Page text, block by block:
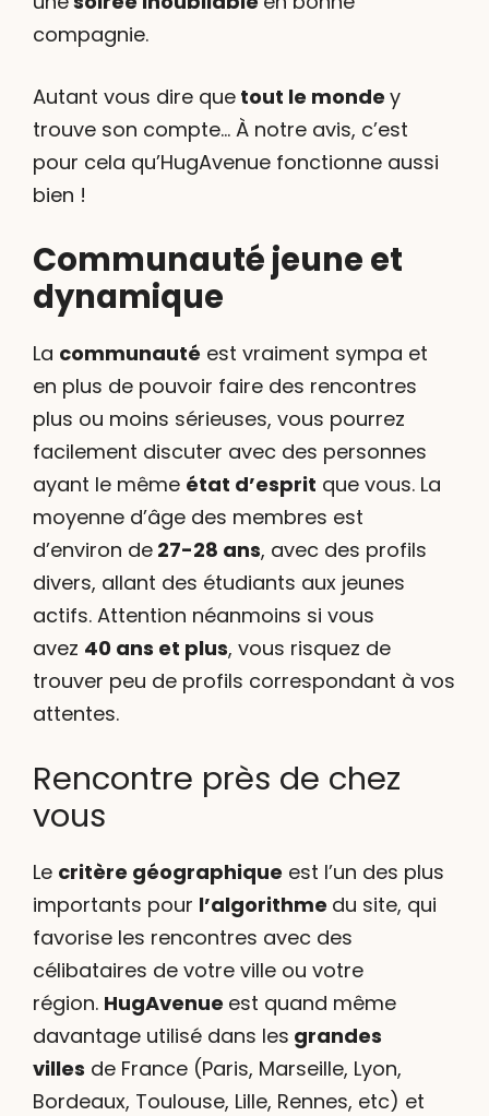
compagnie.
Autant vous dire que tout le monde y
trouve son compte… À notre avis, c’est
pour cela qu’HugAvenue fonctionne aussi
bien !
Communauté jeune et
dynamique
La communauté est vraiment sympa et
en plus de pouvoir faire des rencontres
plus ou moins sérieuses, vous pourrez
facilement discuter avec des personnes
ayant le même état d’esprit que vous. La
moyenne d’âge des membres est
d’environ de 27-28 ans, avec des profils
divers, allant des étudiants aux jeunes
actifs. Attention néanmoins si vous
avez 40 ans et plus, vous risquez de
trouver peu de profils correspondant à vos
attentes.
Rencontre près de chez
vous
Le critère géographique est l’un des plus
importants pour l’algorithme du site, qui
favorise les rencontres avec des
célibataires de votre ville ou votre
région. HugAvenue est quand même
davantage utilisé dans les grandes
villes de France (Paris, Marseille, Lyon,
Bordeaux, Toulouse, Lille, Rennes, etc) et